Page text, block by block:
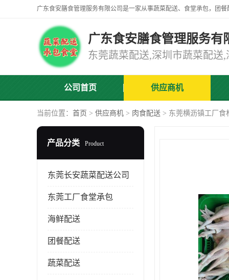
广东食安膳食管理服务有
公司首页 供应商机
当前位置： 首页 > 供应商机 > 肉食配送 > 东莞横沥镇工厂食
产品分类 Product
东莞长安蔬菜配送公司
东莞工厂食堂承包
海鲜配送
团餐配送
蔬菜配送